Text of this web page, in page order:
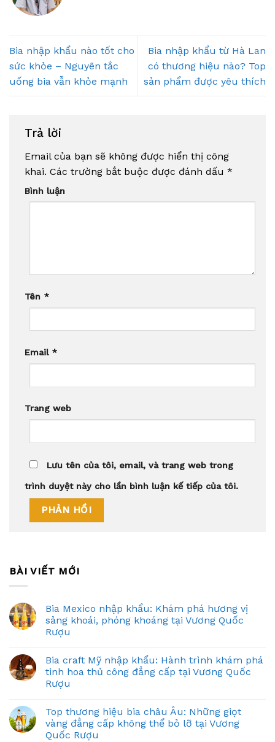
Bia nhập khẩu nào tốt cho
sức khỏe – Nguyên tắc
uống bia vẫn khỏe mạnh
Bia nhập khẩu từ Hà Lan
có thương hiệu nào? Top
sản phẩm được yêu thích
Trả lời
Email của bạn sẽ không được hiển thị công
khai. Các trường bắt buộc được đánh dấu *
Bình luận
Tên *
Email *
Trang web
Lưu tên của tôi, email, và trang web trong
trình duyệt này cho lần bình luận kế tiếp của tôi.
BÀI VIẾT MỚI
Bia Mexico nhập khẩu: Khám phá hương vị
sảng khoái, phóng khoáng tại Vương Quốc
Rượu
Bia craft Mỹ nhập khẩu: Hành trình khám phá
tinh hoa thủ công đẳng cấp tại Vương Quốc
Rượu
Top thương hiệu bia châu Âu: Những giọt
vàng đẳng cấp không thể bỏ lỡ tại Vương
Quốc Rượu